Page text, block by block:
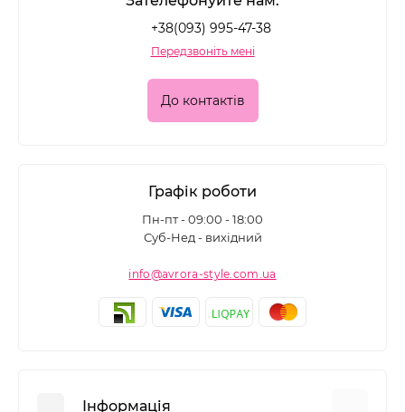
+38(093) 995-47-38
Передзвоніть мені
До контактів
Графік роботи
Пн-пт - 09:00 - 18:00
Суб-Нед - вихідний
info@avrora-style.com.ua
Інформація